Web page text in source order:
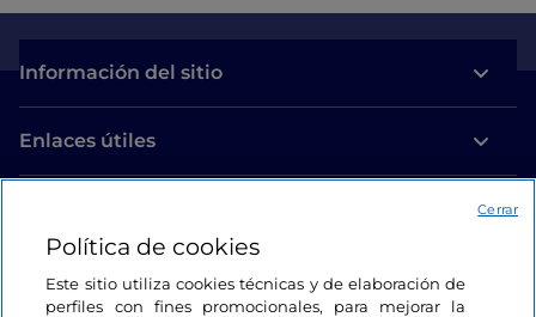
Información del sitio
Enlaces útiles
Estamos en contacto
Política de cookies
Este sitio utiliza cookies técnicas y de elaboración de
perfiles con fines promocionales, para mejorar la
Cerrar